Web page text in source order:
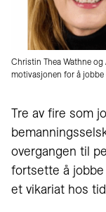
Christin Thea Wathne
motivasjonen for å jobbe
Tre av fire som
overgangen til
fortsette å
et vikariat hos